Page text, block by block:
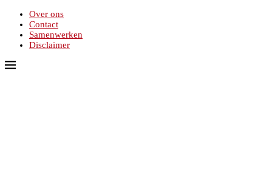
Over ons
Contact
Samenwerken
Disclaimer